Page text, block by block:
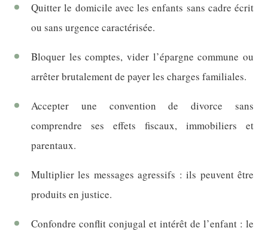
Quitter le domicile avec les enfants sans cadre écrit
ou sans urgence caractérisée.
Bloquer les comptes, vider l’épargne commune ou
arrêter brutalement de payer les charges familiales.
Accepter une convention de divorce sans
comprendre ses effets fiscaux, immobiliers et
parentaux.
Multiplier les messages agressifs : ils peuvent être
produits en justice.
Confondre conflit conjugal et intérêt de l’enfant : le